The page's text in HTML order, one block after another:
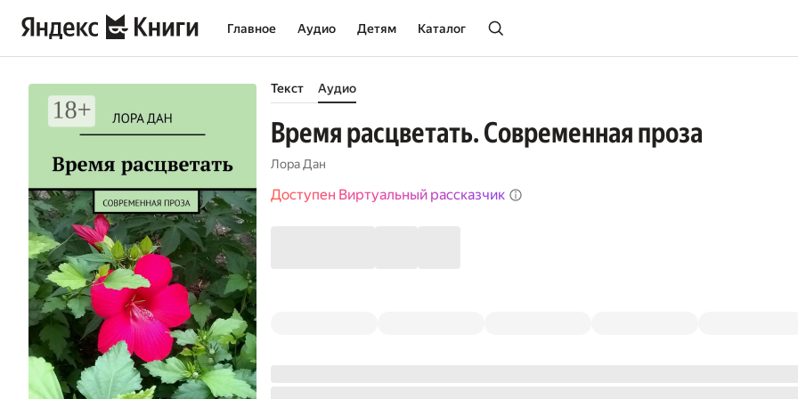
Главное Аудио Детям Каталог
Текст Аудио
Время расцветать. Современная проза
Лора Дан
Доступен Виртуальный рассказчик